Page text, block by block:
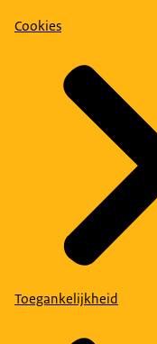
Cookies
Toegankelijkheid